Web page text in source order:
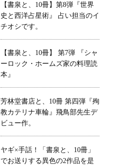
【書泉と、10冊】第8弾『世界
史と西洋占星術』 占い担当のイ
チオシです。
【書泉と、10冊】 第7弾 『シャ
ーロック・ホームズ家の料理読
本』
芳林堂書店と、10冊 第四弾『殉
教カテリナ車輪』飛鳥部先生デ
ビュー作。
ヤギ×手話！「書泉と、10冊」
でお送りする異色の2作品を是